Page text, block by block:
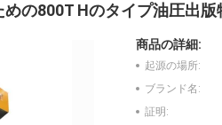
の800T Hのタイプ油圧出
商品の詳細:
起源の場所:
ブランド名:
証明: